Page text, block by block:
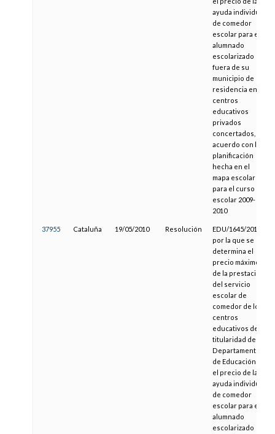
ayuda individual
de comedor
escolar para el
alumnado
escolarizado
fuera de su
municipio de
residencia en
centros
educativos
privados
concertados, de
acuerdo con la
planificación
hecha en el
mapa escolar
para el curso
escolar 2009-
2010
37955 Cataluña 19/05/2010 Resolución
EDU/1645/2010,
por la que se
determina el
precio máximo
de la prestación
del servicio
escolar de
comedor de los
centros
educativos de
titularidad del
Departamento
de Educación y
el precio de la
ayuda individual
de comedor
escolar para el
alumnado
escolarizado